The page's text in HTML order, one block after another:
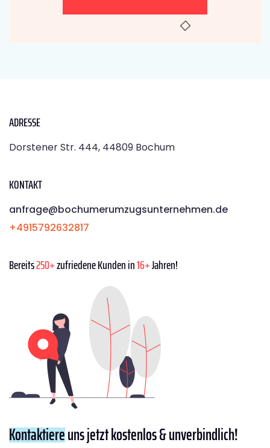
ADRESSE
Dorstener Str. 444, 44809 Bochum
KONTAKT
anfrage@bochumerumzugsunternehmen.de
+4915792632817
Bereits250+zufriedene Kunden in16+Jahren!
Kontaktiereuns jetzt kostenlos & unverbindlich!